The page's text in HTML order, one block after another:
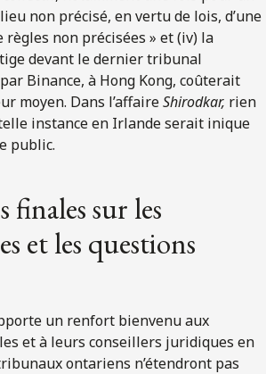
non précisé, en vertu de lois, d’une
non précisées » et (iv) la
devant le dernier tribunal
Binance, à Hong Kong, coûterait
moyen. Dans l’affaireShirodkar, rien
instance en Irlande serait inique
public.
finales sur les
et les questions
un renfort bienvenu aux
et à leurs conseillers juridiques en
ontariens n’étendront pas